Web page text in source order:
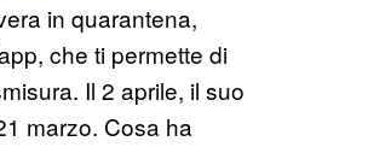
in quarantena,
che ti permette di
Il 2 aprile, il suo
marzo. Cosa ha